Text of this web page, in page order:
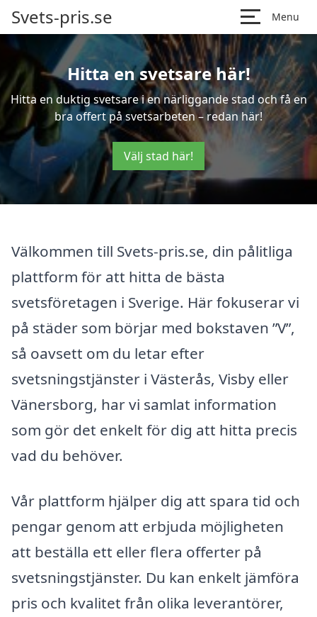
Svets-pris.se Menu
Hitta en svetsare här!
Hitta en duktig svetsare i en närliggande stad och få en
bra offert på svetsarbeten – redan här!
Välj stad här!
Välkommen till Svets-pris.se, din pålitliga
plattform för att hitta de bästa
svetsföretagen i Sverige. Här fokuserar vi
på städer som börjar med bokstaven ”V”,
så oavsett om du letar efter
svetsningstjänster i Västerås, Visby eller
Vänersborg, har vi samlat information
som gör det enkelt för dig att hitta precis
vad du behöver.
Vår plattform hjälper dig att spara tid och
pengar genom att erbjuda möjligheten
att beställa ett eller flera offerter på
svetsningstjänster. Du kan enkelt jämföra
pris och kvalitet från olika leverantörer,